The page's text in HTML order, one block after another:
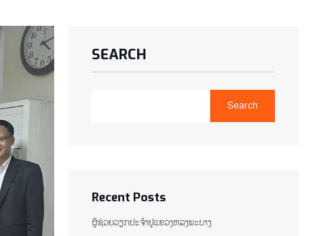
SEARCH
Search
Recent Posts
ຜູ້ຊ່ວຍ​ວຽກປະ​ຈຳ​ຢູ​​ແຂວງຫລງ​ພະ​ບາງ